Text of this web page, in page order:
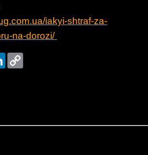
iakyi-shtraf-za-
na-dorozi/
LinkedIn